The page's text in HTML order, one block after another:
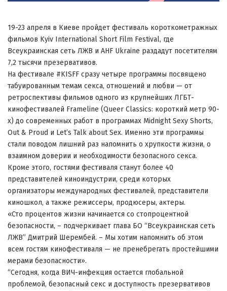
19-23 апреля в Киеве пройдет фестиваль короткометражных
фильмов Kyiv International Short Film Festival, где
Всеукраинская сеть ЛЖВ и AHF Ukraine раздадут посетителям
7,2 тысячи презервативов.
На фестивале #KISFF сразу четыре программы посвящено
табуированным темам секса, отношений и любви — от
ретроспективы фильмов одного из крупнейших ЛГБТ-
кинофестивалей Frameline (Queer Classics: короткий метр 90-
х) до современных работ в программах Midnight Sexy Shorts,
Out & Proud и Let’s Talk about Sex. Именно эти программы
стали поводом лишний раз напомнить о хрупкости жизни, о
взаимном доверии и необходимости безопасного секса.
Кроме этого, гостями фестиваля станут более 40
представителей киноиндустрии, среди которых
организаторы международных фестивалей, представители
киношкол, а также режиссеры, продюсеры, актеры.
«Сто процентов жизни начинается со стопроцентной
безопасности, – подчеркивает глава БО “Всеукраинская сеть
ЛЖВ” Дмитрий Шерембей. – Мы хотим напомнить об этом
всем гостям кинофестиваля — не пренебрегать простейшими
мерами безопасности».
“Сегодня, когда ВИЧ-инфекция остается глобальной
проблемой, безопасный секс и доступность презервативов